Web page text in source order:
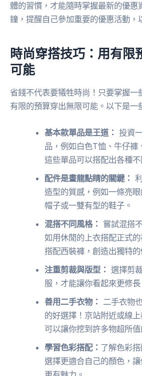
體的習慣，才能隨時掌握最新的優惠
鐘，提醒自己參加重要的優惠活動，
時尚穿搭技巧：用有限
可能
省錢不代表要犧牲時尚！只要掌握一
有限的預算穿出無限可能。以下是一
基本款單品是王道： 投資
品，例如白色T恤、牛仔褲
這些單品可以搭配出各種不
配件是畫龍點睛的關鍵：
造型的質感，例如一條亮
帽子或一雙有型的鞋子。
混搭不同風格： 嘗試混搭
如用休閒的上衣搭配正式
搭配西裝褲，創造出獨特的
注重剪裁與版型： 選擇剪
服，才能讓你看起來更修長
善用二手衣物： 二手衣物
的好選擇！京站附近或線
可以讓你挖到許多物超所值
學習色彩搭配： 了解色彩
選擇更適合自己的顏色，